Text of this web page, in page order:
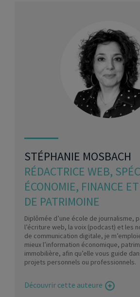
STÉPHANIE MOSBACH
RÉDACTRICE WEB,
ÉCONOMIE, FINANCE
DE PATRIMOINE
Diplômée d’une école de journalisme,
l’écriture web, la voix (podcast) et les
de communication digitale, je
mieux l’information économique,
immobilière, afin qu’elle vous guide
projets personnels ou professionnels.
Découvrir cette auteure